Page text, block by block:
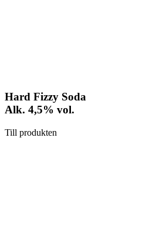
Hard Fizzy Soda
Alk. 4,5% vol.
Till produkten